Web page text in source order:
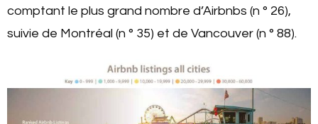
comptant le plus grand nombre d’Airbnbs (n ° 26),
suivie de Montréal (n ° 35) et de Vancouver (n ° 88).